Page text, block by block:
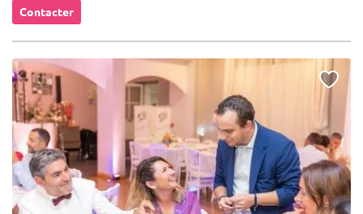
Contacter